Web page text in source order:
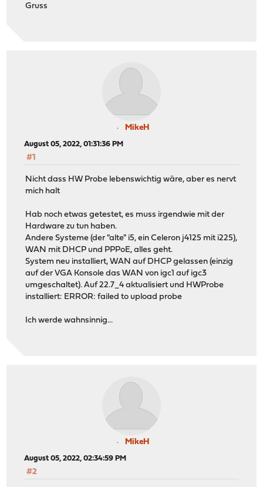
Gruss
MikeH
August 05, 2022, 01:31:36 PM
#1
Nicht dass HW Probe lebenswichtig wäre, aber es nervt
mich halt
Hab noch etwas getestet, es muss irgendwie mit der
Hardware zu tun haben.
Andere Systeme (der "alte" i5, ein Celeron j4125 mit i225),
WAN mit DHCP und PPPoE, alles geht.
System neu installiert, WAN auf DHCP gelassen (einzig
auf der VGA Konsole das WAN von igc1 auf igc3
umgeschaltet). Auf 22.7_4 aktualisiert und HWProbe
installiert: ERROR: failed to upload probe
Ich werde wahnsinnig...
MikeH
August 05, 2022, 02:34:59 PM
#2